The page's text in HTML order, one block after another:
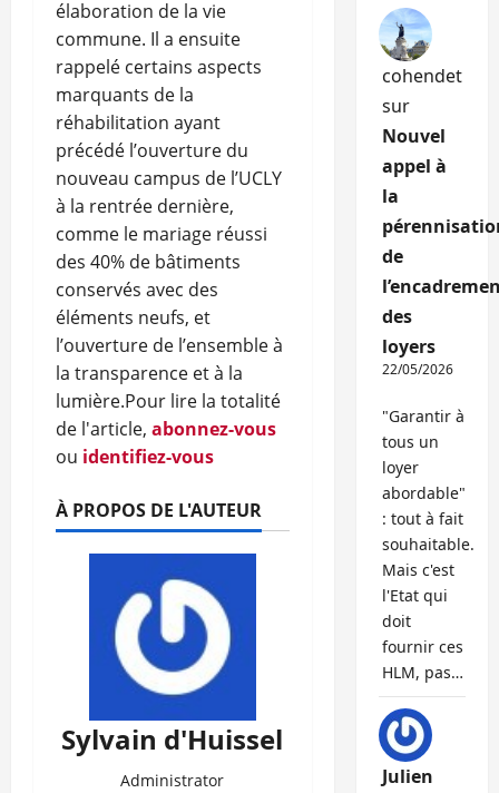
élaboration de la vie
commune. Il a ensuite
rappelé certains aspects
marquants de la
réhabilitation ayant
précédé l’ouverture du
nouveau campus de l’UCLY
à la rentrée dernière,
comme le mariage réussi
des 40% de bâtiments
conservés avec des
éléments neufs, et
l’ouverture de l’ensemble à
la transparence et à la
lumière.Pour lire la totalité
de l'article, abonnez-vous
ou identifiez-vous
À PROPOS DE L'AUTEUR
Sylvain d'Huissel
Administrator
cohendet
sur
Nouvel
appel à
la
de
des
loyers
22/05/2026
"Garantir à
tous un
loyer
abordable"
: tout à fait
souhaitable.
Mais c'est
l'Etat qui
doit
fournir ces
HLM, pas…
Julien